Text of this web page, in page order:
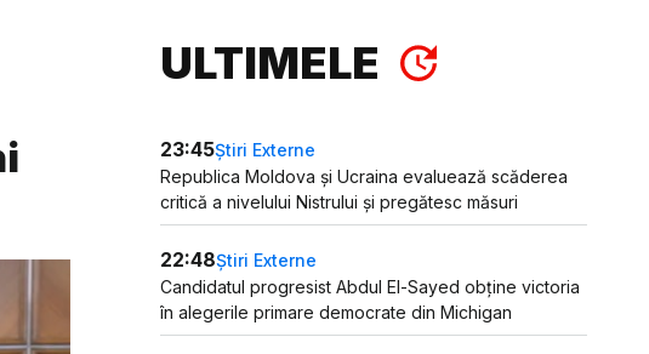
ULTIMELE
23:45Știri Externe
Republica Moldova și Ucraina evaluează scăderea
critică a nivelului Nistrului și pregătesc măsuri
22:48Știri Externe
Candidatul progresist Abdul El-Sayed obține victoria
în alegerile primare democrate din Michigan